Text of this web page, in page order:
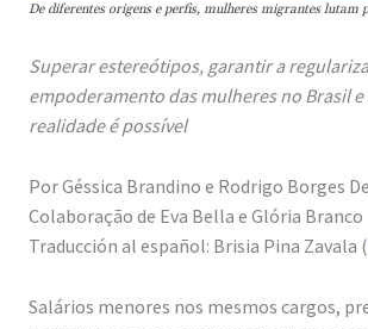
De diferentes origens e perfis, mulheres migrantes
Superar estereótipos, garantir a
empoderamento das mulheres no Brasil
realidade é possível
Por Géssica Brandino e Rodrigo Borges
Colaboração de Eva Bella e Glória Branco
Traducción al español: Brisia Pina Zavala (
Salários menores nos mesmos cargos,